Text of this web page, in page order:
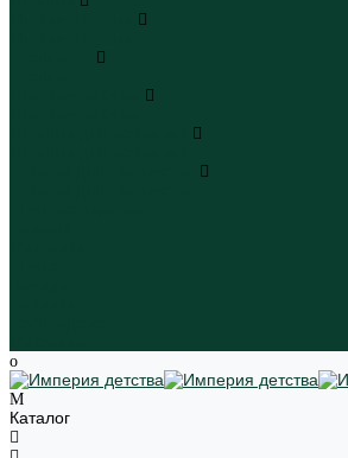
Каталог